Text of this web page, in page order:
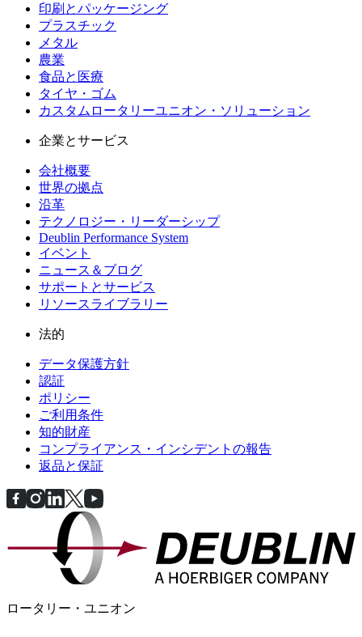
印刷とパッケージング
プラスチック
メタル
農業
食品と医療
タイヤ・ゴム
カスタムロータリーユニオン・ソリューション
企業とサービス
会社概要
世界の拠点
沿革
テクノロジー・リーダーシップ
Deublin Performance System
イベント
ニュース＆ブログ
サポートとサービス
リソースライブラリー
法的
データ保護方針
認証
ポリシー
ご利用条件
知的財産
コンプライアンス・インシデントの報告
返品と保証
ロータリー・ユニオン